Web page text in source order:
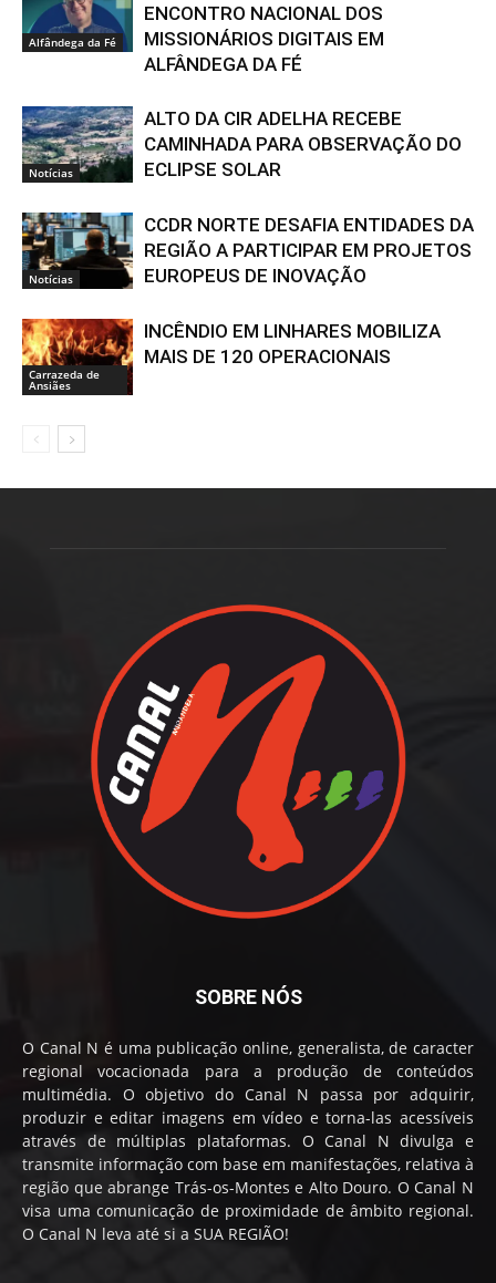
Alfândega da Fé
ENCONTRO NACIONAL DOS
MISSIONÁRIOS DIGITAIS EM
ALFÂNDEGA DA FÉ
Notícias
ALTO DA CIR ADELHA RECEBE
CAMINHADA PARA OBSERVAÇÃO DO
ECLIPSE SOLAR
Notícias
CCDR NORTE DESAFIA ENTIDADES DA
REGIÃO A PARTICIPAR EM PROJETOS
EUROPEUS DE INOVAÇÃO
Carrazeda de
Ansiães
INCÊNDIO EM LINHARES MOBILIZA
MAIS DE 120 OPERACIONAIS
SOBRE NÓS
O Canal N é uma publicação online, generalista, de caracter
regional vocacionada para a produção de conteúdos
multimédia. O objetivo do Canal N passa por adquirir,
produzir e editar imagens em vídeo e torna-las acessíveis
através de múltiplas plataformas. O Canal N divulga e
transmite informação com base em manifestações, relativa à
região que abrange Trás-os-Montes e Alto Douro. O Canal N
visa uma comunicação de proximidade de âmbito regional.
O Canal N leva até si a SUA REGIÃO!